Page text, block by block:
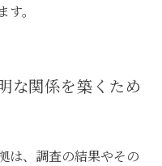
。
な関係を築くため
は、調査の結果やその